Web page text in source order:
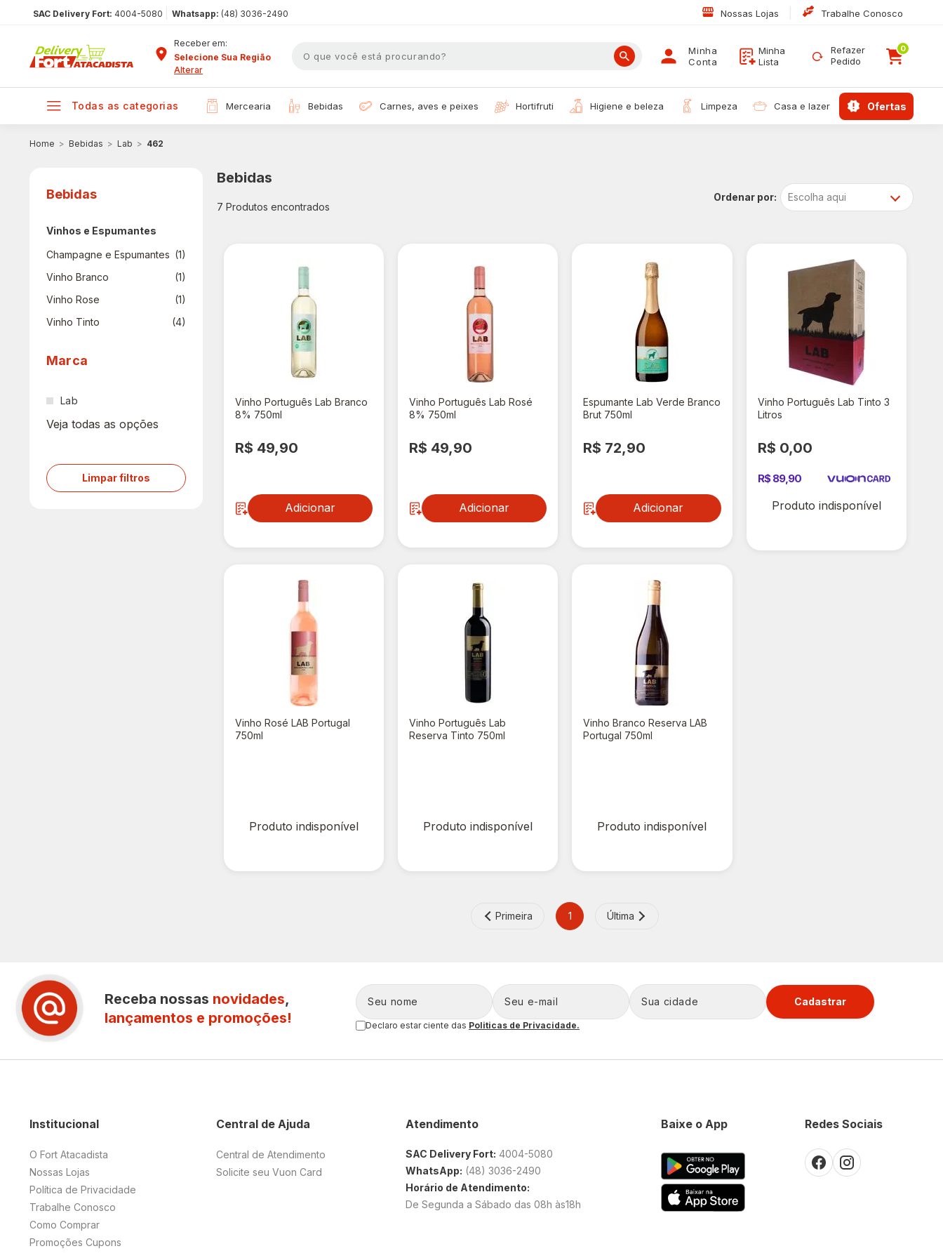
SAC Delivery Fort: 4004-5080 Whatsapp: (48) 3036-2490 Nossas Lojas Trabalhe Conosco
Receber em:
Selecione Sua Região
Alterar
Minha
Conta
Minha
Lista
Refazer
Pedido
0
todas as categorias mercearia bebidas carnes, aves e peixes hortifruti higiene e beleza limpeza casa e lazer ofertas
Bebidas Lab 462
Bebidas
Vinhos e Espumantes
Champagne e Espumantes (1)
Vinho Branco
(1)
Vinho Rose
(1)
Vinho Tinto
(4)
Marca
Lab
Veja todas as opções
Limpar filtros
Bebidas
7 Produtos encontrados
Escolha aqui
Vinho Português Lab Branco
8% 750ml
R$ 49,90
Adicionar
Vinho Português Lab Rosé
8% 750ml
R$ 49,90
Adicionar
Espumante Lab Verde Branco
Brut 750ml
R$ 72,90
Adicionar
Vinho Português Lab Tinto 3
Litros
R$ 0,00
R$ 89,90
Produto indisponível
Vinho Rosé LAB Portugal
750ml
Produto indisponível
Vinho Português Lab
Reserva Tinto 750ml
Produto indisponível
Vinho Branco Reserva LAB
Portugal 750ml
Produto indisponível
Primeira 1 Última
Receba nossas novidades,
lançamentos e promoções!
Cadastrar
Declaro estar ciente das Politicas de Privacidade.
Central de Ajuda
Central de Atendimento
Solicite seu Vuon Card
Institucional
O Fort Atacadista
Nossas Lojas
Política de Privacidade
Trabalhe Conosco
Como Comprar
Promoções Cupons
Atendimento
SAC Delivery Fort: 4004-5080
WhatsApp: (48) 3036-2490
Horário de Atendimento:
De Segunda a Sábado das 08h às18h
Redes Sociais
Baixe o App